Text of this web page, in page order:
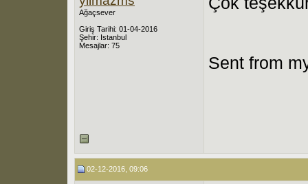
Ağaçsever
Giriş Tarihi: 01-04-2016
Şehir: Istanbul
Mesajlar: 75
Sent from
02-12-2016, 09:06